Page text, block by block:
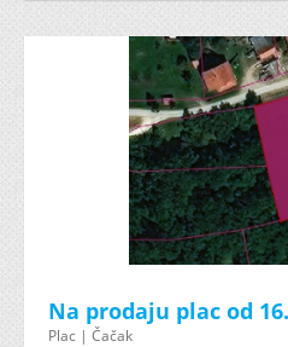
Na prodaju plac od
Plac | Čačak